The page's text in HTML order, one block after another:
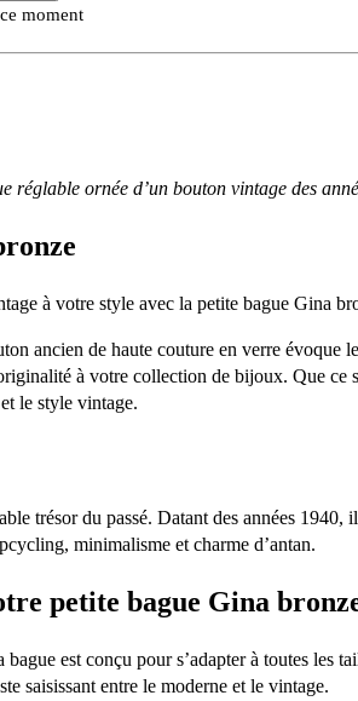
moment
réglable ornée d’un bouton vintage des
à votre style avec la petite bague Gina
ancien de haute couture en verre
à votre collection de bijoux. Que
le style vintage.
trésor du passé. Datant des années
minimalisme et charme d’antan.
petite bague Gina
bague est conçu pour s’adapter à toutes
saisissant entre le moderne et le vintage.